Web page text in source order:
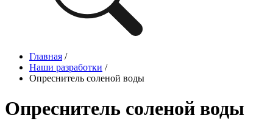
Главная /
Наши разработки /
Опреснитель соленой воды
Опреснитель соленой воды